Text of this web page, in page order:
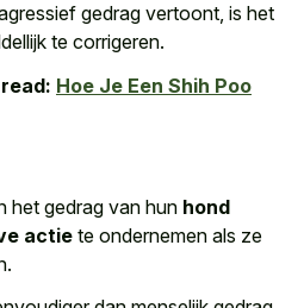
gedrag vertoont, is het
te corrigeren.
Hoe Je Een Shih Poo
het gedrag van hun hond
actiete ondernemen als ze